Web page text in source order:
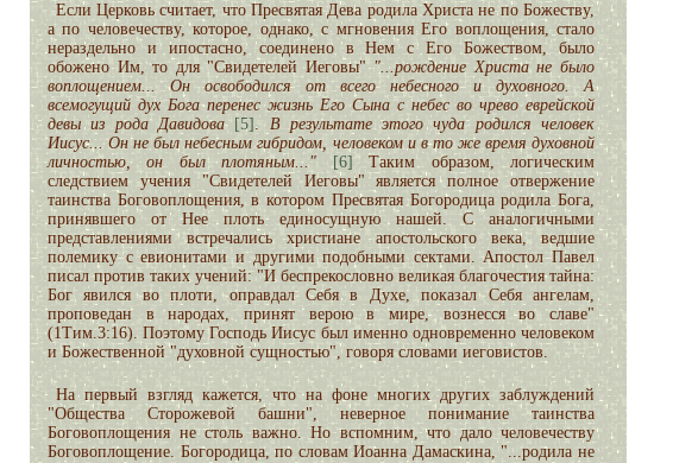
Если Церковь считает, что Пресвятая Дева родила Христа не по Божеству,
а по человечеству, которое, однако, с мгновения Его воплощения, стало
нераздельно и ипостасно, соединено в Нем с Его Божеством, было
обожено Им, то для "Свидетелей Иеговы" "...рождение Христа не было
воплощением... Он освободился от всего небесного и духовного. А
всемогущий дух Бога перенес жизнь Его Сына с небес во чрево еврейской
девы из рода Давидова [5] . В результате этого чуда родился человек
Иисус... Он не был небесным гибридом, человеком и в то же время духовной
личностью, он был плотяным..."
[6] Таким образом, логическим
следствием учения "Свидетелей Иеговы" является полное отвержение
таинства Боговоплощения, в котором Пресвятая Богородица родила Бога,
принявшего от Нее плоть единосущную нашей. С аналогичными
представлениями встречались христиане апостольского века, ведшие
полемику с евионитами и другими подобными сектами. Апостол Павел
писал против таких учений: "И беспрекословно великая благочестия тайна:
Бог явился во плоти, оправдал Себя в Духе, показал Себя ангелам,
проповедан в народах, принят верою в мире, вознесся во славе"
(1Тим.3:16). Поэтому Господь Иисус был именно одновременно человеком
и Божественной "духовной сущностью", говоря словами иеговистов.
На первый взгляд кажется, что на фоне многих других заблуждений
"Общества Сторожевой башни", неверное понимание таинства
Боговоплощения не столь важно. Но вспомним, что дало человечеству
Боговоплощение. Богородица, по словам Иоанна Дамаскина, "...родила не